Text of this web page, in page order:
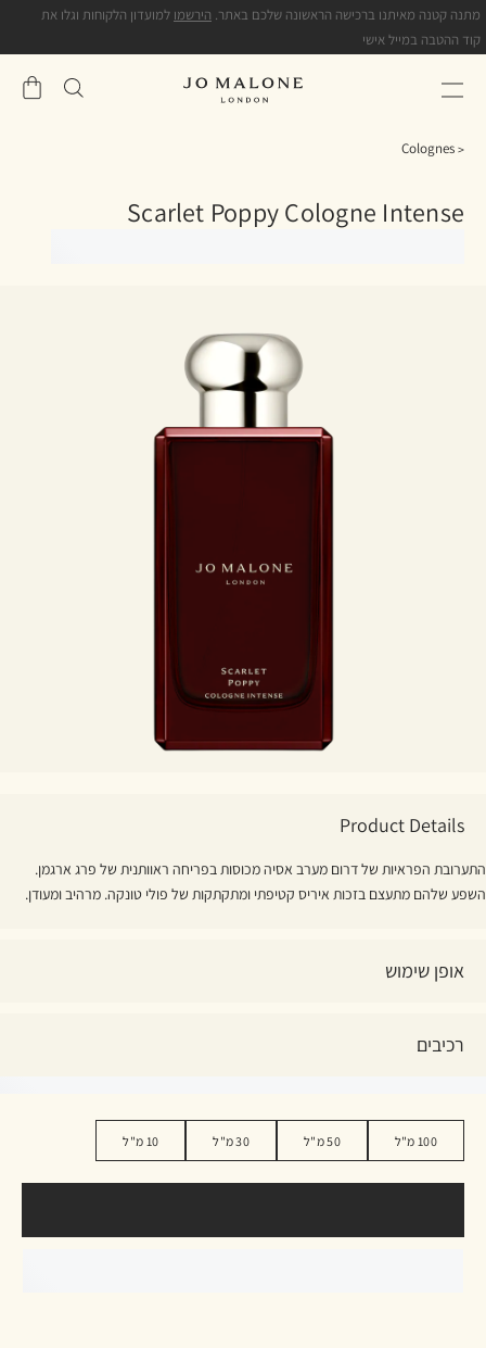
מתנה קטנה מאיתנו ברכישה הראשונה שלכם באתר. הירשמו למועדון הלקוחות וגלו את
קוד ההטבה במייל אישי
שֶׁלִי
Colognes
Scarlet Poppy Cologne Intense
100 מ"ל 50 מ"ל 30 מ"ל 10 מ"ל
Product Details
התערובת הפראיות של דרום מערב אסיה מכוסות בפריחה ראוותנית של פרג ארגמן.
השפע שלהם מתעצם בזכות איריס קטיפתי ומתקתקות של פולי טונקה. מרהיב ומעודן.
אופן שימוש
רכיבים